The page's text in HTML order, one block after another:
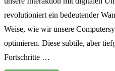
revolutioniert ein bedeutender
Weise, wie wir unsere
optimieren. Diese subtile, aber
Fortschritte …